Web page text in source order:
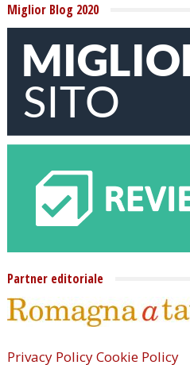
Miglior Blog 2020
Partner editoriale
Privacy PolicyCookie Policy